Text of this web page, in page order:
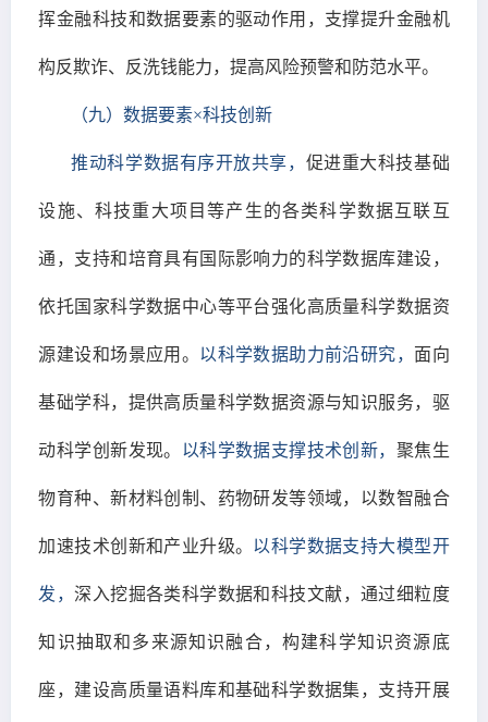
挥金融科技和数据要素的驱动作用，支撑提升金融机
构反欺诈、反洗钱能力，提高风险预警和防范水平。
（九）数据要素×科技创新
推动科学数据有序开放共享， 促进重大科技基础
设施、科技重大项目等产生的各类科学数据互联互
通，支持和培育具有国际影响力的科学数据库建设，
依托国家科学数据中心等平台强化高质量科学数据资
源建设和场景应用。 以科学数据助力前沿研究， 面向
基础学科，提供高质量科学数据资源与知识服务，驱
动科学创新发现。 以科学数据支撑技术创新， 聚焦生
物育种、新材料创制、药物研发等领域，以数智融合
加速技术创新和产业升级。 以科学数据支持大模型开
发，深入挖掘各类科学数据和科技文献，通过细粒度
知识抽取和多来源知识融合，构建科学知识资源底
座，建设高质量语料库和基础科学数据集，支持开展